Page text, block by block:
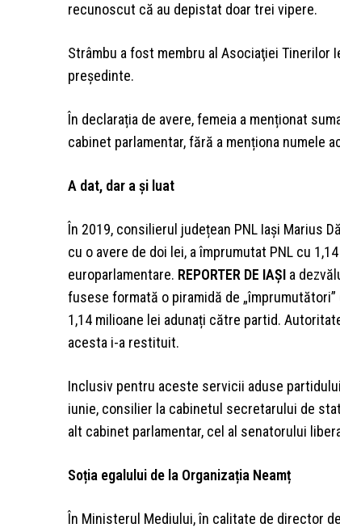
recunoscut că au depistat doar trei vipere.
Strâmbu a fost membru al Asociaţiei Tinerilor
preşedinte.
În declarația de avere, femeia a menționat
cabinet parlamentar, fără a menționa numele
A dat, dar a și luat
În 2019, consilierul județean PNL Iași Marius
cu o avere de doi lei, a împrumutat PNL cu
europarlamentare. REPORTER DE IAȘI a
fusese formată o piramidă de
1,14 milioane lei adunați către partid.
acesta i-a restituit.
Inclusiv pentru aceste servicii aduse
iunie, consilier la cabinetul secretarului de
alt cabinet parlamentar, cel al senatorului
Soția egalului de la Organizația Neamț
În Ministerul Mediului, în calitate de director